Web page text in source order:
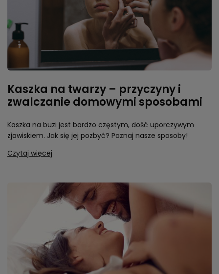
Kaszka na twarzy – przyczyny i
zwalczanie domowymi sposobami
Kaszka na buzi jest bardzo częstym, dość uporczywym
zjawiskiem. Jak się jej pozbyć? Poznaj nasze sposoby!
Czytaj więcej